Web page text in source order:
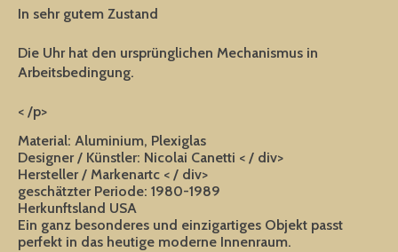
In sehr gutem Zustand
Die Uhr hat den ursprünglichen Mechanismus in
Arbeitsbedingung.
< /p>
Material: Aluminium, Plexiglas
Designer / Künstler: Nicolai Canetti < / div>
Hersteller / Markenartc < / div>
geschätzter Periode: 1980-1989
Herkunftsland USA
Ein ganz besonderes und einzigartiges Objekt passt
perfekt in das heutige moderne Innenraum.